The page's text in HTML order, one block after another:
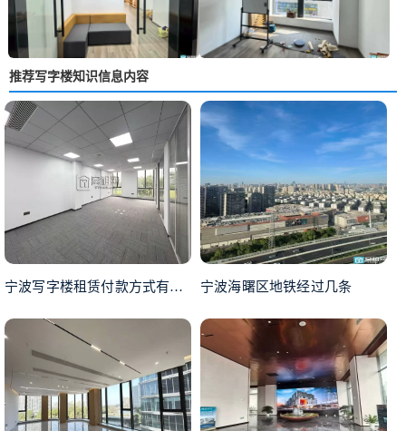
推荐写字楼知识信息内容
宁波写字楼租赁付款方式有哪几种？有没有押一付一的？ 宁波海曙区地铁经过几条